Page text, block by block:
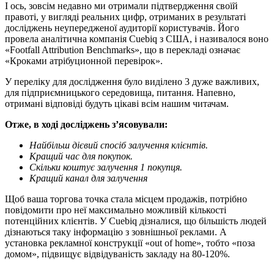
І ось, зовсім недавно ми отримали підтвердження своїй
правоті, у вигляді реальних цифр, отриманих в результаті
досліджень неупередженої аудиторії користувачів. Його
провела аналітична компанія Cuebiq з США, і називалося воно
«Footfall Attribution Benchmarks», що в перекладі означає
«Кроками атрібуционной перевірок».
У переліку для дослідження було виділено 3 дуже важливих,
для підприємницького середовища, питання. Напевно,
отримані відповіді будуть цікаві всім нашим читачам.
Отже, в ході досліджень з’ясовували:
Найбільш дієвий спосіб залучення клієнтів.
Кращий час для покупок.
Скільки коштує залучення 1 покупця.
Кращий канал для залучення
Щоб ваша торгова точка стала місцем продажів, потрібно
повідомити про неї максимально можливій кількості
потенційних клієнтів. У Cuebiq дізналися, що більшість людей
дізнаються таку інформацію з зовнішньої реклами. А
установка рекламної конструкції «out of home», тобто «поза
домом», підвищує відвідуваність закладу на 80-120%.